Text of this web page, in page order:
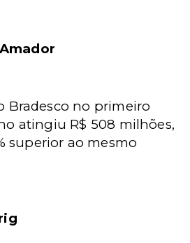
Amador
Bradesco no primeiro
atingiu R$ 508 milhões,
superior ao mesmo